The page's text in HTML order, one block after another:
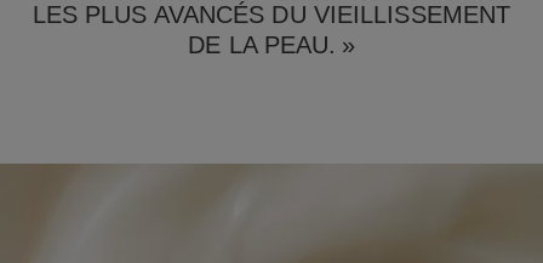
LES PLUS AVANCÉS DU VIEILLISSEMENT
DE LA PEAU. »